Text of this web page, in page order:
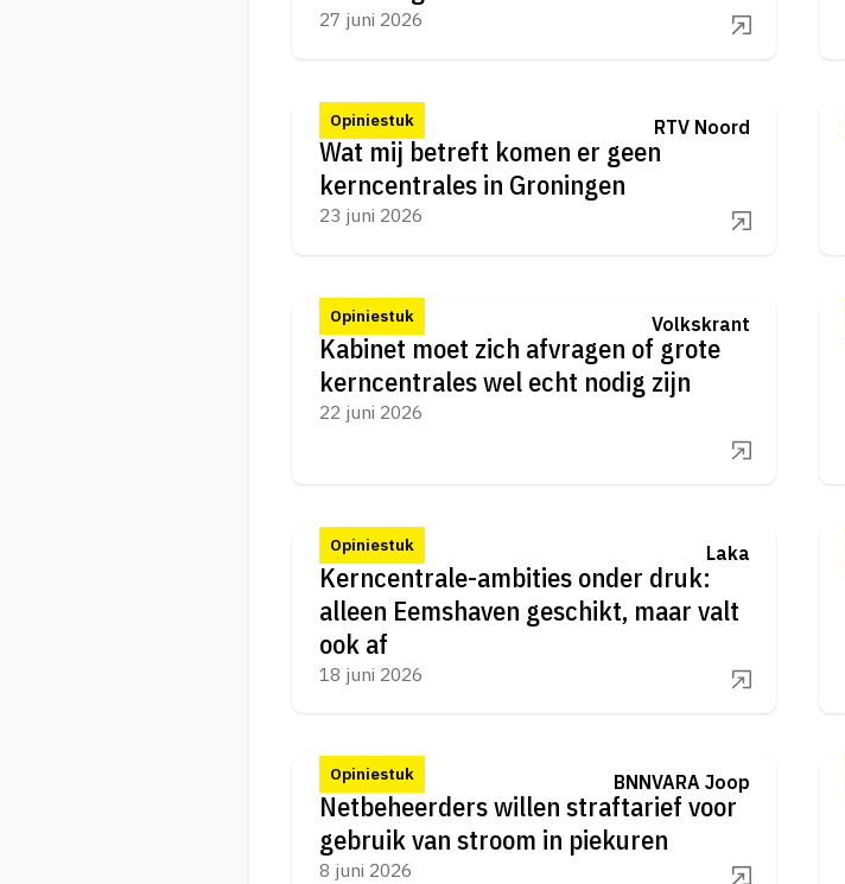
27 juni 2026
Opiniestuk RTV Noord
Wat mij betreft komen er geen
kerncentrales in Groningen
23 juni 2026
Opiniestuk Volkskrant
Kabinet moet zich afvragen of grote
kerncentrales wel echt nodig zijn
22 juni 2026
Opiniestuk Laka
Kerncentrale-ambities onder druk:
alleen Eemshaven geschikt, maar valt
ook af
18 juni 2026
Opiniestuk BNNVARA Joop
Netbeheerders willen straftarief voor
gebruik van stroom in piekuren
8 juni 2026